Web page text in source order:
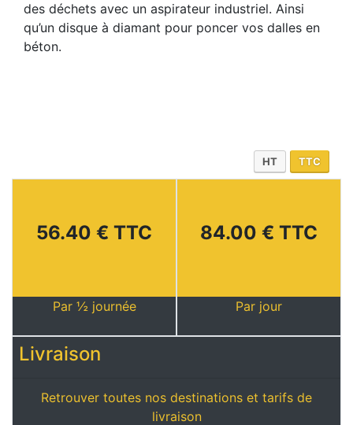
des déchets avec un aspirateur industriel. Ainsi
qu’un disque à diamant pour poncer vos dalles en
béton.
HT TTC
56.40 € TTC
Par ½ journée
84.00 € TTC
Par jour
Livraison
Retrouver toutes nos destinations et tarifs de
livraison